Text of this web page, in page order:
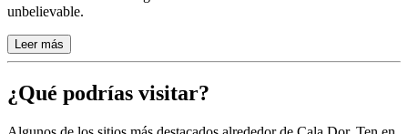
unbelievable.
Leer más
¿Qué podrías visitar?